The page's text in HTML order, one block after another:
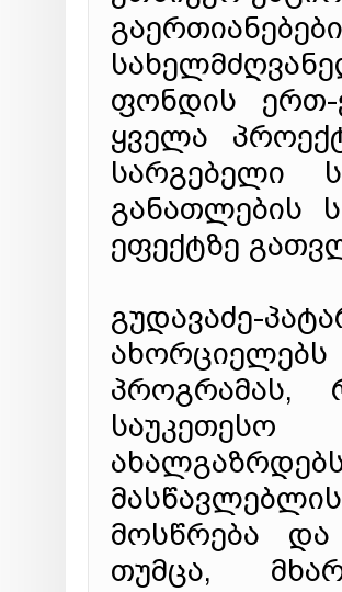
ფონდის ერთ-
ყველა
სარგებელი
განათლების
ეფექტზე
გუდავაძე-
პროგრამას,
საუკეთესო
მოსწრება
თუმცა,